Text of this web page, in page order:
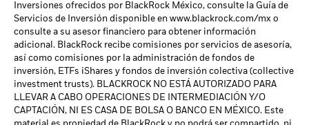
Inversiones ofrecidos por BlackRock México, consulte la Guía de
Servicios de Inversión disponible en www.blackrock.com/mx o
consulte a su asesor financiero para obtener información
adicional. BlackRock recibe comisiones por servicios de asesoría,
así como comisiones por la administración de fondos de
inversión, ETFs iShares y fondos de inversión colectiva (collective
investment trusts). BLACKROCK NO ESTÁ AUTORIZADO PARA
LLEVAR A CABO OPERACIONES DE INTERMEDIACIÓN Y/O
CAPTACIÓN, NI ES CASA DE BOLSA O BANCO EN MÉXICO. Este